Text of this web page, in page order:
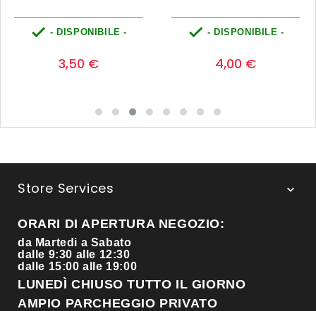
 - DISPONIBILE -
3,50 €
 - DISPONIBILE -
4,00 €
Store Services 
ORARI DI APERTURA NEGOZIO:
da Martedi a Sabato
dalle 9:30 alle 12:30
dalle 15:00 alle 19:00
LUNEDÌ CHIUSO TUTTO IL GIORNO
AMPIO PARCHEGGIO PRIVATO